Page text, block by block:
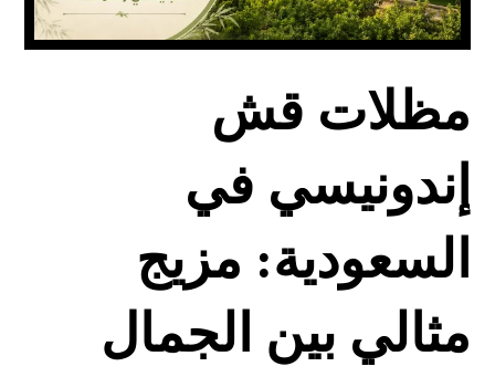
مظلات قش
إندونيسي في
السعودية: مزيج
مثالي بين الجمال